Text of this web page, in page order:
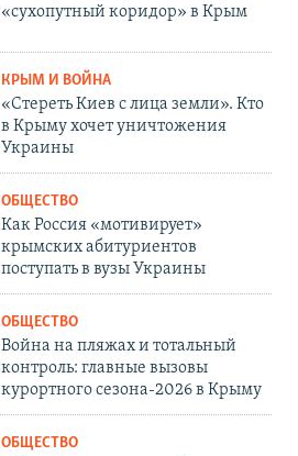
«сухопутный коридор» в Крым
КРЫМ И ВОЙНА
«Стереть Киев с лица земли». Кто
в Крыму хочет уничтожения
Украины
ОБЩЕСТВО
Как Россия «мотивирует»
крымских абитуриентов
поступать в вузы Украины
ОБЩЕСТВО
Война на пляжах и тотальный
контроль: главные вызовы
курортного сезона-2026 в Крыму
ОБЩЕСТВО